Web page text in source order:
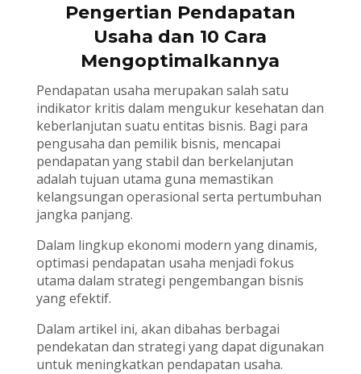
Pengertian Pendapatan
Usaha dan 10 Cara
Mengoptimalkannya
Pendapatan usaha merupakan salah satu
indikator kritis dalam mengukur kesehatan dan
keberlanjutan suatu entitas bisnis. Bagi para
pengusaha dan pemilik bisnis, mencapai
pendapatan yang stabil dan berkelanjutan
adalah tujuan utama guna memastikan
kelangsungan operasional serta pertumbuhan
jangka panjang.
Dalam lingkup ekonomi modern yang dinamis,
optimasi pendapatan usaha menjadi fokus
utama dalam strategi pengembangan bisnis
yang efektif.
Dalam artikel ini, akan dibahas berbagai
pendekatan dan strategi yang dapat digunakan
untuk meningkatkan pendapatan usaha.